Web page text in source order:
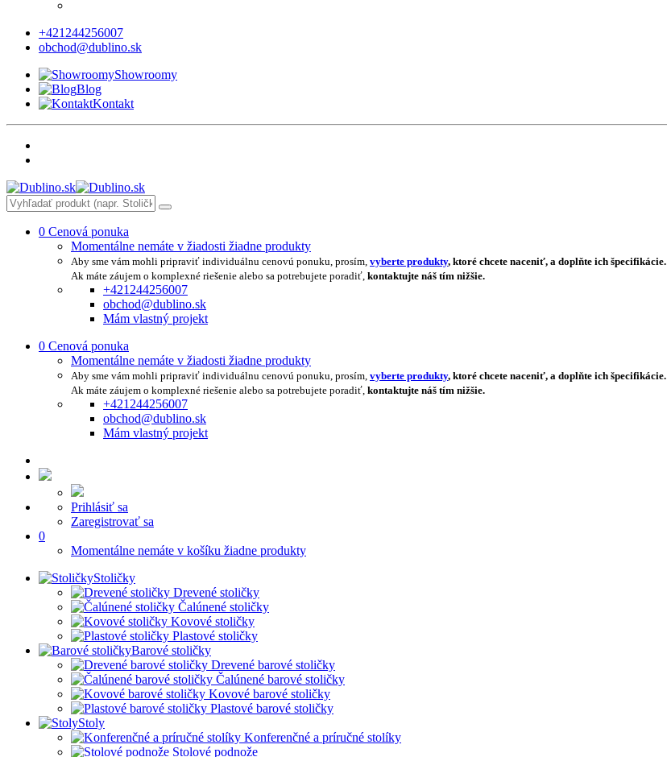
+421244256007
obchod@dublino.sk
Showroomy
Blog
Kontakt
0 Cenová ponuka
Momentálne nemáte v žiadosti žiadne produkty
Aby sme vám mohli pripraviť individuálnu cenovú ponuku, prosím, vyberte produkty, ktoré chcete naceniť, a doplňte ich špecifikácie.
Ak máte záujem o komplexné riešenie alebo sa potrebujete poradiť, kontaktujte náš tím nižšie.
+421244256007
obchod@dublino.sk
Mám vlastný projekt
0 Cenová ponuka
Momentálne nemáte v žiadosti žiadne produkty
Aby sme vám mohli pripraviť individuálnu cenovú ponuku, prosím, vyberte produkty, ktoré chcete naceniť, a doplňte ich špecifikácie.
Ak máte záujem o komplexné riešenie alebo sa potrebujete poradiť, kontaktujte náš tím nižšie.
+421244256007
obchod@dublino.sk
Mám vlastný projekt
Prihlásiť sa
Zaregistrovať sa
0
Momentálne nemáte v košíku žiadne produkty
Stoličky
Drevené stoličky
Čalúnené stoličky
Kovové stoličky
Plastové stoličky
Barové stoličky
Drevené barové stoličky
Čalúnené barové stoličky
Kovové barové stoličky
Plastové barové stoličky
Stoly
Konferenčné a príručné stolíky
Stolové podnože